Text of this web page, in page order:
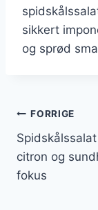
sikkert
og sprød
FORRIGE
citron og
fokus